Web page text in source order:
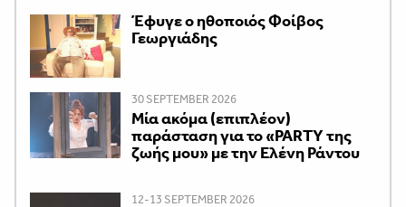
Έφυγε ο ηθοποιός Φοίβος
Γεωργιάδης
30 SEPTEMBER 2026
Μία ακόμα (επιπλέον)
παράσταση για το «PARTY της
ζωής μου» με την Ελένη Ράντου
12-13 SEPTEMBER 2026